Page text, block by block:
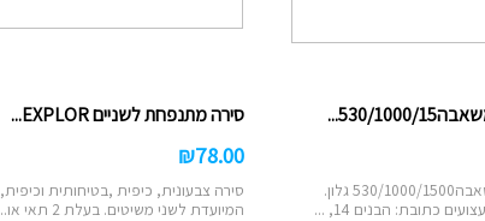
פילטר A למשאבה530/1000/1500 גלון.
כתובת: הבנים 14, ...
סירה מתנפחת לשניים EXPLOR...
78.00
₪
סירה צבעונית, כיפית ,בטיחותית וכיפית,
המיועדת לשני משיטים. בעלת 2 תאי או...